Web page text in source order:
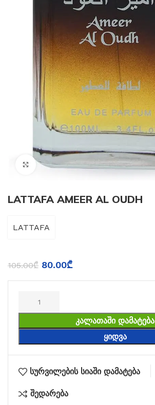
Click to enlarge
LATTAFA AMEER AL OUDH
LATTAFA
105.00₾ 80.00₾
ᲙᲐᲚᲐᲗᲐᲨᲘ ᲓᲐᲛᲐᲢᲔᲑᲐ
ᲧᲘᲓᲕᲐ
სურვილების სიაში დამატება
შედარება